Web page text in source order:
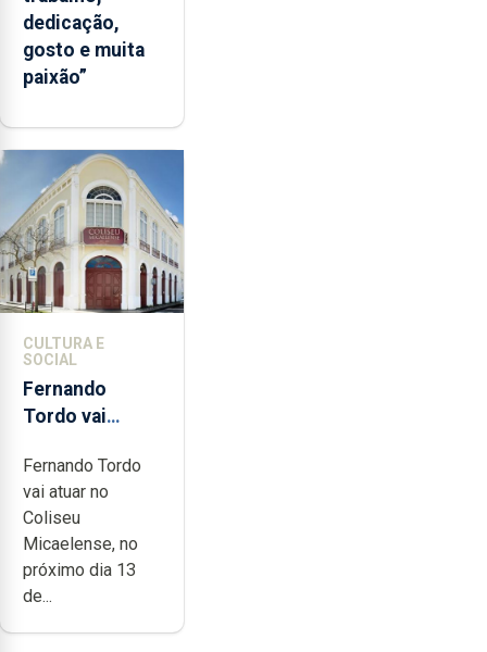
dedicação,
gosto e muita
paixão”
CULTURA E
SOCIAL
Fernando
Tordo vai
anos de
carreira no
Coliseu
Micaelense
Fernando Tordo
vai atuar no
Coliseu
Micaelense, no
próximo dia 13
de...